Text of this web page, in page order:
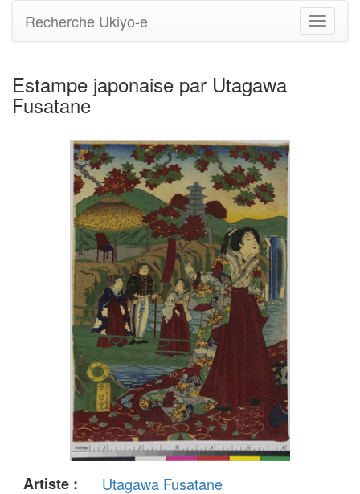
Basculer
la
Recherche Ukiyo-e
Estampe japonaise par Utagawa
Fusatane
Artiste :
Utagawa Fusatane